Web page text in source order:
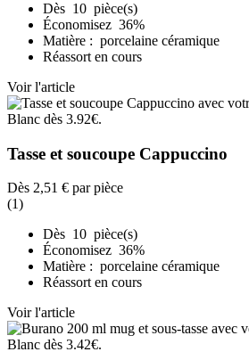
Dès 10 pièce(s)
Économisez 36%
Matière : porcelaine céramique
Réassort en cours
Voir l'article
Tasse et soucoupe Cappuccino
Dès 2,51 € par pièce
(1)
Dès 10 pièce(s)
Économisez 36%
Matière : porcelaine céramique
Réassort en cours
Voir l'article